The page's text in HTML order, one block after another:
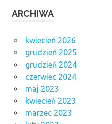
ARCHIWA
kwiecień 2026
grudzień 2025
grudzień 2024
czerwiec 2024
maj 2023
kwiecień 2023
marzec 2023